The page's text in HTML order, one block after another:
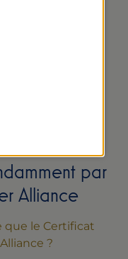
par
Alliance
que le Certificat
?